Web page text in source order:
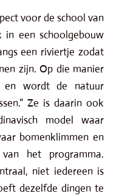
voor de school van
een schoolgebouw
een riviertje zodat
zijn. Op die manier
en wordt de natuur
Ze is daarin ook
model waar
bomenklimmen en
het programma.
niet iedereen is
dezelfde dingen te